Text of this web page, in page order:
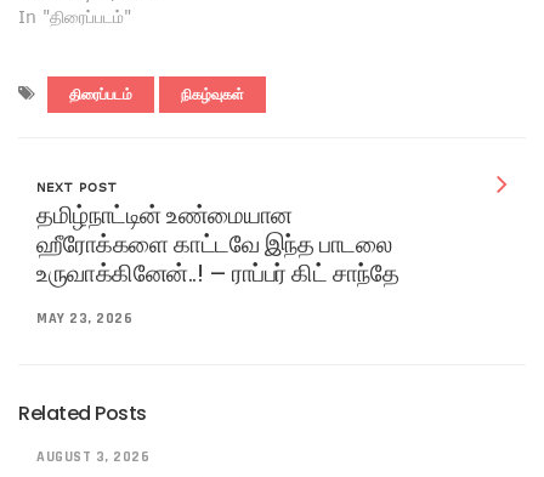
In "திரைப்படம்"
திரைப்படம் நிகழ்வுகள்
NEXT POST
தமிழ்நாட்டின் உண்மையான
ஹீரோக்களை காட்டவே இந்த பாடலை
உருவாக்கினேன்..! – ராப்பர் கிட் சாந்தே
MAY 23, 2026
Related Posts
AUGUST 3, 2026